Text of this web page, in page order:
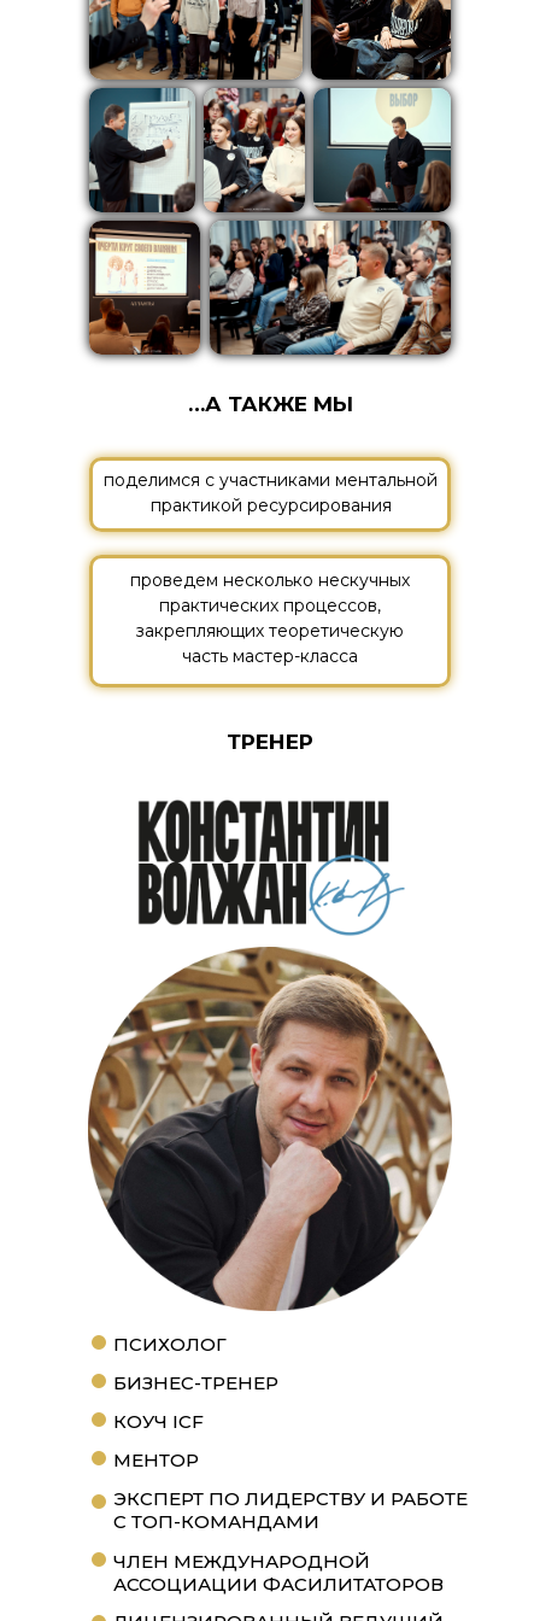
…А ТАКЖЕ МЫ
проведем несколько нескучных
практических процессов,
закрепляющих теоретическую
часть мастер-класса
поделимся с участниками ментальной
практикой ресурсирования
ТРЕНЕР
ПСИХОЛОГ
БИЗНЕС-ТРЕНЕР
МЕНТОР
ЧЛЕН МЕЖДУНАРОДНОЙ
АССОЦИАЦИИ ФАСИЛИТАТОРОВ
ЭКСПЕРТ ПО ЛИДЕРСТВУ И РАБОТЕ
С ТОП-КОМАНДАМИ
КОУЧ ICF